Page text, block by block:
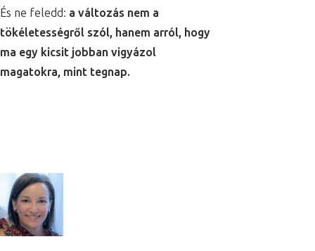
És ne feledd: a változás nem a
tökéletességről szól, hanem arról, hogy
ma egy kicsit jobban vigyázol
magatokra, mint tegnap.